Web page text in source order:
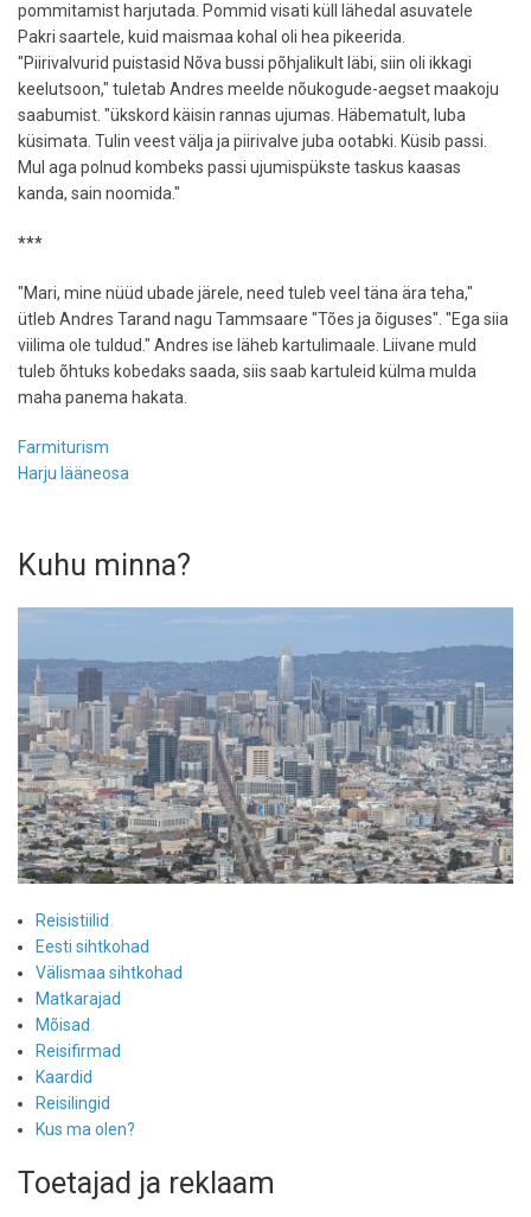
pommitamist harjutada. Pommid visati küll lähedal asuvatele
Pakri saartele, kuid maismaa kohal oli hea pikeerida.
"Piirivalvurid puistasid Nõva bussi põhjalikult läbi, siin oli ikkagi
keelutsoon," tuletab Andres meelde nõukogude-aegset maakoju
saabumist. "ükskord käisin rannas ujumas. Häbematult, luba
küsimata. Tulin veest välja ja piirivalve juba ootabki. Küsib passi.
Mul aga polnud kombeks passi ujumispükste taskus kaasas
kanda, sain noomida."
***
"Mari, mine nüüd ubade järele, need tuleb veel täna ära teha,"
ütleb Andres Tarand nagu Tammsaare "Tões ja õiguses". "Ega siia
viilima ole tuldud." Andres ise läheb kartulimaale. Liivane muld
tuleb õhtuks kobedaks saada, siis saab kartuleid külma mulda
maha panema hakata.
Farmiturism
Harju lääneosa
Kuhu minna?
Reisistiilid
Eesti sihtkohad
Välismaa sihtkohad
Matkarajad
Mõisad
Reisifirmad
Kaardid
Reisilingid
Kus ma olen?
Toetajad ja reklaam